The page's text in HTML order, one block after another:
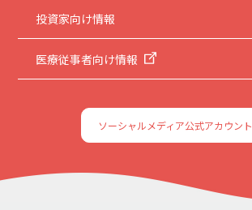
投資家向け情報
医療従事者向け情報
ソーシャルメディア公式アカウント